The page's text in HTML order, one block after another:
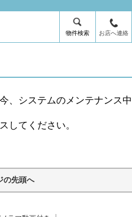
物件検索 お店へ連絡
、システムのメンテナンス中
してください。
の先頭へ